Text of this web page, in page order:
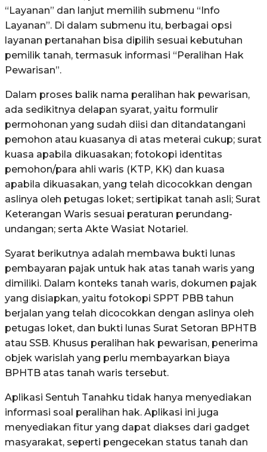
“Layanan” dan lanjut memilih submenu “Info
Layanan”. Di dalam submenu itu, berbagai opsi
layanan pertanahan bisa dipilih sesuai kebutuhan
pemilik tanah, termasuk informasi “Peralihan Hak
Pewarisan”.
Dalam proses balik nama peralihan hak pewarisan,
ada sedikitnya delapan syarat, yaitu formulir
permohonan yang sudah diisi dan ditandatangani
pemohon atau kuasanya di atas meterai cukup; surat
kuasa apabila dikuasakan; fotokopi identitas
pemohon/para ahli waris (KTP, KK) dan kuasa
apabila dikuasakan, yang telah dicocokkan dengan
aslinya oleh petugas loket; sertipikat tanah asli; Surat
Keterangan Waris sesuai peraturan perundang-
undangan; serta Akte Wasiat Notariel.
Syarat berikutnya adalah membawa bukti lunas
pembayaran pajak untuk hak atas tanah waris yang
dimiliki. Dalam konteks tanah waris, dokumen pajak
yang disiapkan, yaitu fotokopi SPPT PBB tahun
berjalan yang telah dicocokkan dengan aslinya oleh
petugas loket, dan bukti lunas Surat Setoran BPHTB
atau SSB. Khusus peralihan hak pewarisan, penerima
objek warislah yang perlu membayarkan biaya
BPHTB atas tanah waris tersebut.
Aplikasi Sentuh Tanahku tidak hanya menyediakan
informasi soal peralihan hak. Aplikasi ini juga
menyediakan fitur yang dapat diakses dari gadget
masyarakat, seperti pengecekan status tanah dan